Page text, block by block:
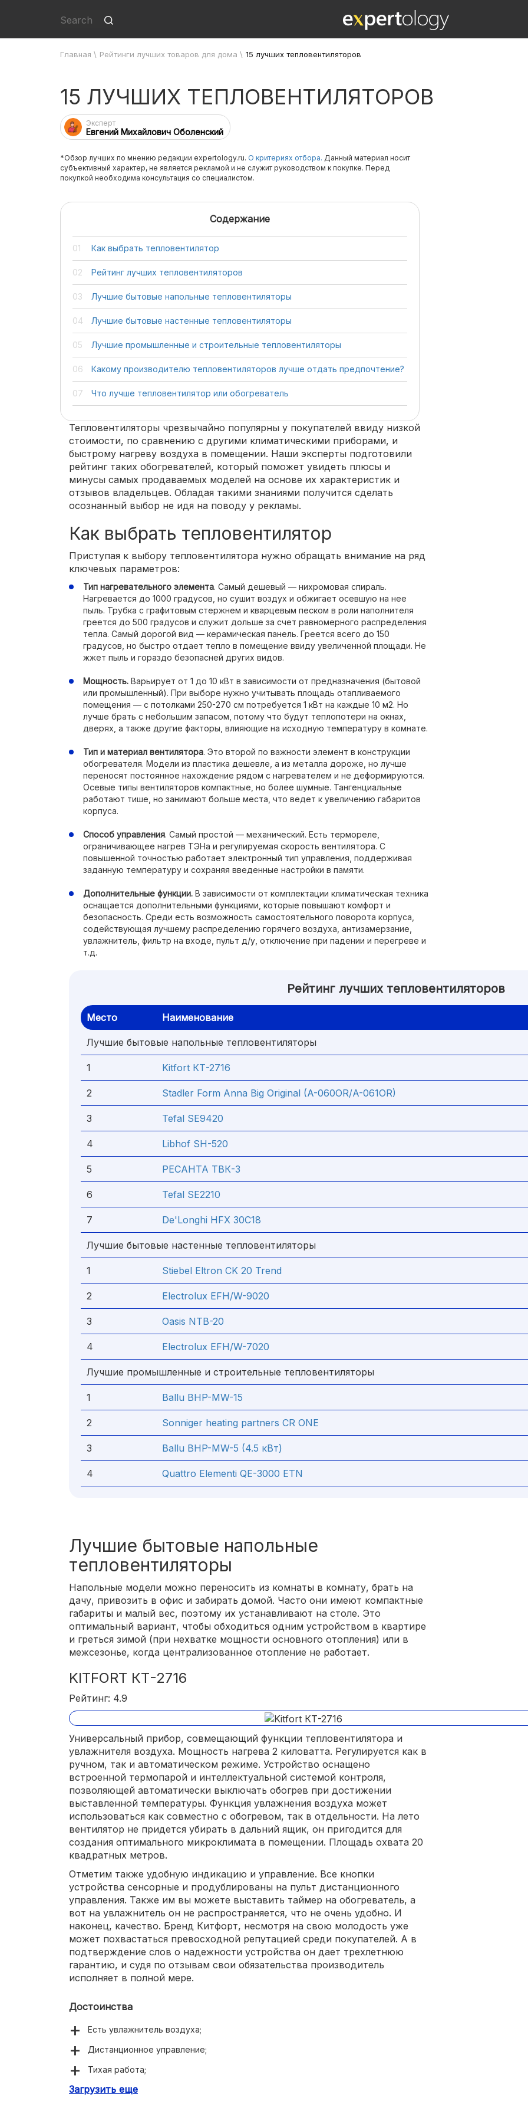
Главная \ Рейтинги лучших товаров для дома \ 15 лучших тепловентиляторов
15 ЛУЧШИХ ТЕПЛОВЕНТИЛЯТОРОВ
Эксперт
Евгений Михайлович Оболенский
*Обзор лучших по мнению редакции expertology.ru. О критериях отбора. Данный материал носит
субъективный характер, не является рекламой и не служит руководством к покупке. Перед
покупкой необходима консультация со специалистом.
Содержание
Как выбрать тепловентилятор
Рейтинг лучших тепловентиляторов
Лучшие бытовые напольные тепловентиляторы
Лучшие бытовые настенные тепловентиляторы
Лучшие промышленные и строительные тепловентиляторы
Какому производителю тепловентиляторов лучше отдать предпочтение?
Что лучше тепловентилятор или обогреватель
Тепловентиляторы чрезвычайно популярны у покупателей ввиду низкой
стоимости, по сравнению с другими климатическими приборами, и
быстрому нагреву воздуха в помещении. Наши эксперты подготовили
рейтинг таких обогревателей, который поможет увидеть плюсы и
минусы самых продаваемых моделей на основе их характеристик и
отзывов владельцев. Обладая такими знаниями получится сделать
осознанный выбор не идя на поводу у рекламы.
Как выбрать тепловентилятор
Приступая к выбору тепловентилятора нужно обращать внимание на ряд
ключевых параметров:
Тип нагревательного элемента. Самый дешевый — нихромовая спираль.
Нагревается до 1000 градусов, но сушит воздух и обжигает осевшую на нее
пыль. Трубка с графитовым стержнем и кварцевым песком в роли наполнителя
греется до 500 градусов и служит дольше за счет равномерного распределения
тепла. Самый дорогой вид — керамическая панель. Греется всего до 150
градусов, но быстро отдает тепло в помещение ввиду увеличенной площади. Не
жжет пыль и гораздо безопасней других видов.
Мощность. Варьирует от 1 до 10 кВт в зависимости от предназначения (бытовой
или промышленный). При выборе нужно учитывать площадь отапливаемого
помещения — с потолками 250-270 см потребуется 1 кВт на каждые 10 м2. Но
лучше брать с небольшим запасом, потому что будут теплопотери на окнах,
дверях, а также другие факторы, влияющие на исходную температуру в комнате.
Тип и материал вентилятора. Это второй по важности элемент в конструкции
обогревателя. Модели из пластика дешевле, а из металла дороже, но лучше
переносят постоянное нахождение рядом с нагревателем и не деформируются.
Осевые типы вентиляторов компактные, но более шумные. Тангенциальные
работают тише, но занимают больше места, что ведет к увеличению габаритов
корпуса.
Способ управления. Самый простой — механический. Есть термореле,
ограничивающее нагрев ТЭНа и регулируемая скорость вентилятора. С
повышенной точностью работает электронный тип управления, поддерживая
заданную температуру и сохраняя введенные настройки в памяти.
Дополнительные функции. В зависимости от комплектации климатическая техника
оснащается дополнительными функциями, которые повышают комфорт и
безопасность. Среди есть возможность самостоятельного поворота корпуса,
содействующая лучшему распределению горячего воздуха, антизамерзание,
увлажнитель, фильтр на входе, пульт д/у, отключение при падении и перегреве и
т.д.
Рейтинг лучших тепловентиляторов
Место Наименование
Лучшие бытовые напольные тепловентиляторы
1 Kitfort КТ-2716
2 Stadler Form Anna Big Original (A-060OR/A-061OR)
3 Tefal SE9420
4 Libhof SH-520
5 РЕСАНТА ТВК-3
6 Tefal SE2210
7 De'Longhi HFX 30C18
Лучшие бытовые настенные тепловентиляторы
1 Stiebel Eltron CK 20 Trend
2 Electrolux EFH/W-9020
3 Oasis NTB-20
4 Electrolux EFH/W-7020
Лучшие промышленные и строительные тепловентиляторы
1 Ballu BHP-MW-15
2 Sonniger heating partners CR ONE
3 Ballu BHP-MW-5 (4.5 кВт)
4 Quattro Elementi QE-3000 ETN
Лучшие бытовые напольные
тепловентиляторы
Напольные модели можно переносить из комнаты в комнату, брать на
дачу, привозить в офис и забирать домой. Часто они имеют компактные
габариты и малый вес, поэтому их устанавливают на столе. Это
оптимальный вариант, чтобы обходиться одним устройством в квартире
и греться зимой (при нехватке мощности основного отопления) или в
межсезонье, когда централизованное отопление не работает.
KITFORT КТ-2716
Рейтинг: 4.9
Универсальный прибор, совмещающий функции тепловентилятора и
увлажнителя воздуха. Мощность нагрева 2 киловатта. Регулируется как в
ручном, так и автоматическом режиме. Устройство оснащено
встроенной термопарой и интеллектуальной системой контроля,
позволяющей автоматически выключать обогрев при достижении
выставленной температуры. Функция увлажнения воздуха может
использоваться как совместно с обогревом, так в отдельности. На лето
вентилятор не придется убирать в дальний ящик, он пригодится для
создания оптимального микроклимата в помещении. Площадь охвата 20
квадратных метров.
Отметим также удобную индикацию и управление. Все кнопки
устройства сенсорные и продублированы на пульт дистанционного
управления. Также им вы можете выставить таймер на обогреватель, а
вот на увлажнитель он не распространяется, что не очень удобно. И
наконец, качество. Бренд Китфорт, несмотря на свою молодость уже
может похвастаться превосходной репутацией среди покупателей. А в
подтверждение слов о надежности устройства он дает трехлетнюю
гарантию, и судя по отзывам свои обязательства производитель
исполняет в полной мере.
Достоинства
Есть увлажнитель воздуха;
Дистанционное управление;
Тихая работа;
Лаконичный дизайн;
Загрузить еще